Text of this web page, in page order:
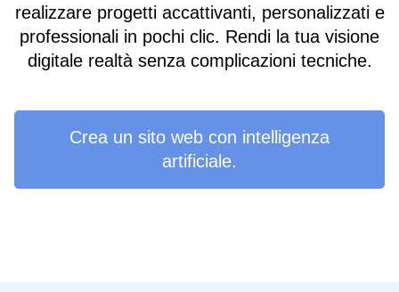
realizzare progetti accattivanti, personalizzati e
professionali in pochi clic. Rendi la tua visione
digitale realtà senza complicazioni tecniche.
Crea un sito web con intelligenza
artificiale.